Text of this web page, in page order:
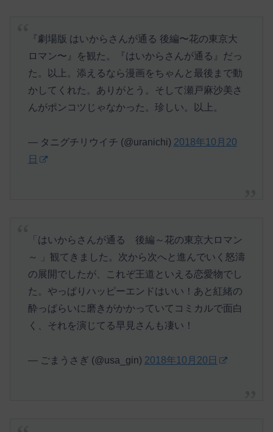
『劇場版 はいからさんが通る 後編〜花の東京大
ロマン〜』を観た。『はいからさんが通る』だっ
た。以上。添えるなら漫画をちゃんと最後まで動
かしてくれた。ありがとう。そして瀬戸麻沙美さ
んがポンコツじゃなかった。珍しい。以上。
— タニグチリウイチ (@uranichi) 2018年10月20
日
「はいからさんが通る 後編～花の東京大ロマン
～ 」観てきました。次から次へと進んでいく怒濤
の展開でしたが、これぞ王道といえる恋愛物でし
た。やっぱりハッピーエンドはいい！あと紅緒の
酔っぱらいに磨きがかかっていてコミカルで面白
く、それを演じてる早見さんも凄い！
— ごまうさぎ (@usa_gin) 2018年10月20日